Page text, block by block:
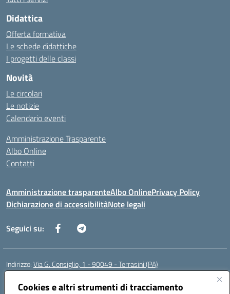
Cookies e altri strumenti di tracciamento
Didattica
Offerta formativa
Le schede didattiche
I progetti delle classi
Novità
Le circolari
Le notizie
Calendario eventi
Amministrazione Trasparente
Albo Online
Contatti
Amministrazione trasparenteAlbo OnlinePrivacy Policy
Dichiarazione di accessibilitàNote legali
Seguici su:
Indirizzo:Via G. Consiglio, 1 - 90049 - Terrasini (PA)
Centralino:
Posta elettronica certificata (PEC):paic88700d@pec.istruzione.it